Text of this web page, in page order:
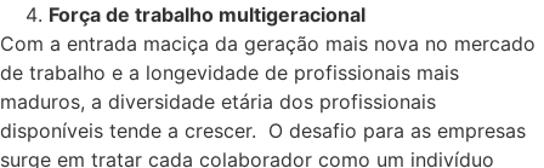
Força de trabalho multigeracional
Com a entrada maciça da geração mais nova no mercado
de trabalho e a longevidade de profissionais mais
maduros, a diversidade etária dos profissionais
disponíveis tende a crescer. O desafio para as empresas
surge em tratar cada colaborador como um indivíduo